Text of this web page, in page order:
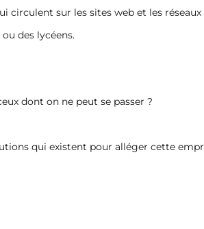
circulent sur les sites web et les réseaux
des lycéens.
dont on ne peut se passer ?
qui existent pour alléger cette